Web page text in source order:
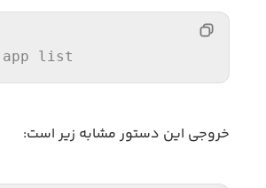
app list
خروجی این دستور مشابه زیر است: